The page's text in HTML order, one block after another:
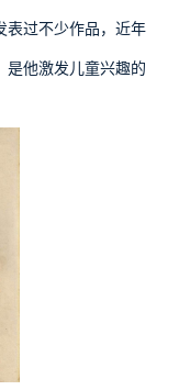
表过不少作品，近年
是他激发儿童兴趣的